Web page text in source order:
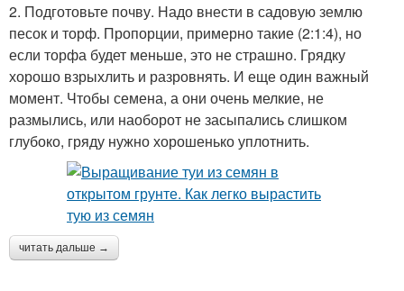
2. Подготовьте почву. Надо внести в садовую землю
песок и торф. Пропорции, примерно такие (2:1:4), но
если торфа будет меньше, это не страшно. Грядку
хорошо взрыхлить и разровнять. И еще один важный
момент. Чтобы семена, а они очень мелкие, не
размылись, или наоборот не засыпались слишком
глубоко, гряду нужно хорошенько уплотнить.
читать дальше →